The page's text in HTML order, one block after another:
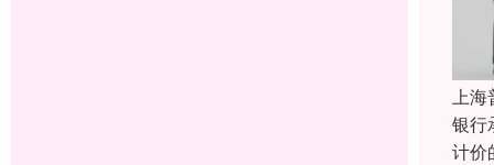
上海
银行
计价